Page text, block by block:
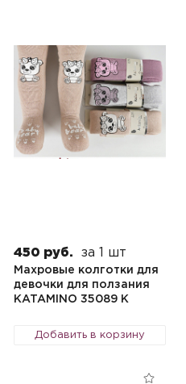
450 руб. за 1 шт
Махровые колготки для
девочки для ползания
KATAMINO 35089 K
Добавить в корзину